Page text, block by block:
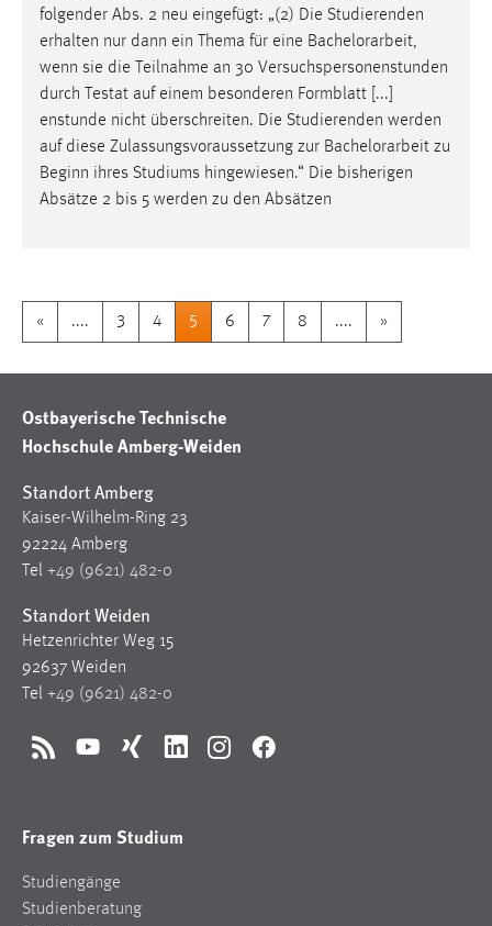
folgender Abs. 2 neu eingefügt: „(2) Die Studierenden
erhalten nur dann ein Thema für eine Bachelorarbeit,
wenn sie die Teilnahme an 30 Versuchspersonenstunden
durch Testat auf einem besonderen Formblatt [...]
enstunde nicht überschreiten. Die Studierenden werden
auf diese Zulassungsvoraussetzung zur Bachelorarbeit zu
Beginn ihres Studiums hingewiesen.“ Die bisherigen
Absätze 2 bis 5 werden zu den Absätzen
« .... 3 4 5 6 7 8 .... »
Ostbayerische Technische
Hochschule Amberg-Weiden
Standort Amberg
Kaiser-Wilhelm-Ring 23
92224 Amberg
Tel +49 (9621) 482-0
Standort Weiden
Hetzenrichter Weg 15
92637 Weiden
Tel +49 (9621) 482-0
RSS YouTubeXing LinkedInInstagramFacebook
Fragen zum Studium
Studiengänge
Studienberatung